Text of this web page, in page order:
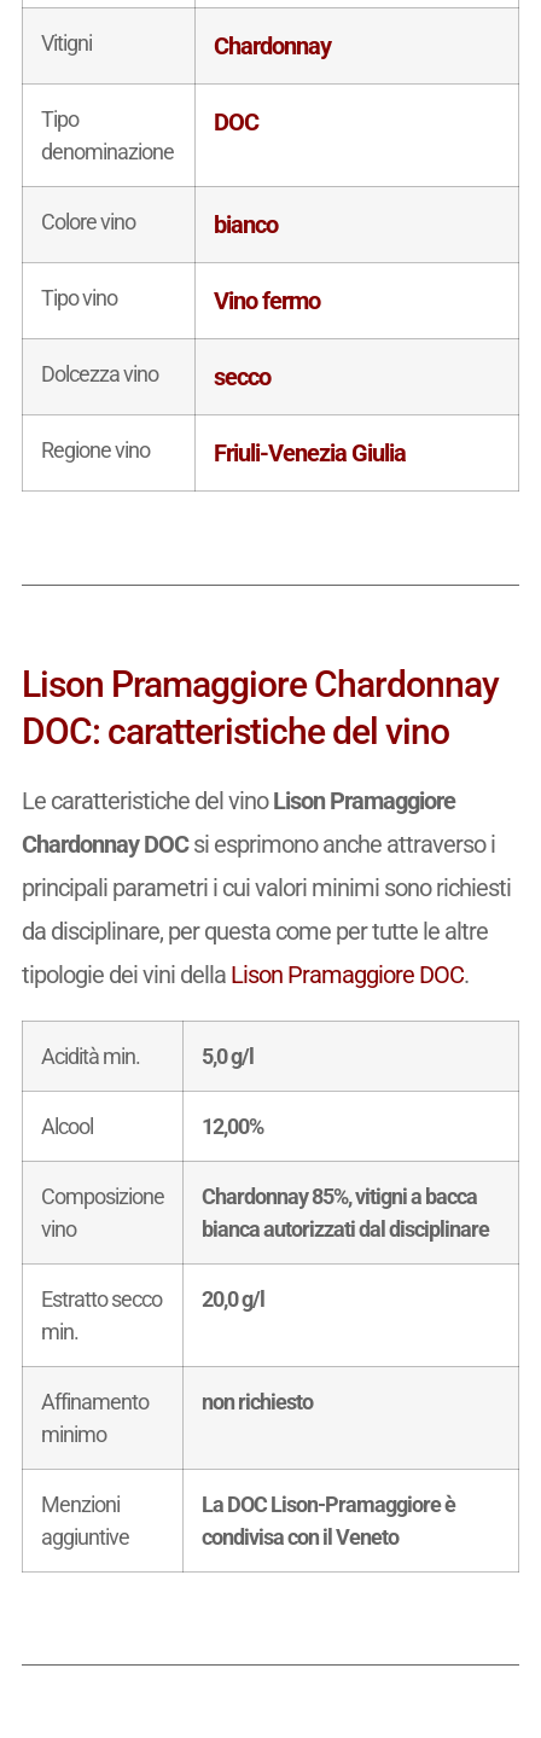
Vitigni Chardonnay
Tipo
denominazione
DOC
Colore vino bianco
Tipo vino Vino fermo
Dolcezza vino secco
Regione vino Friuli-Venezia Giulia
Lison Pramaggiore Chardonnay
DOC: caratteristiche del vino
Le caratteristiche del vinoLison Pramaggiore
Chardonnay DOCsi esprimono anche attraverso i
principali parametri i cui valori minimi sono richiesti
da disciplinare, per questa come per tutte le altre
tipologie dei vini della Lison Pramaggiore DOC.
Acidità min. 5,0 g/l
Alcool 12,00%
Composizione
vino
Chardonnay 85%, vitigni a bacca
bianca autorizzati dal disciplinare
Estratto secco
min.
20,0 g/l
Affinamento
minimo
non richiesto
Menzioni
aggiuntive
La DOC Lison-Pramaggiore è
condivisa con il Veneto